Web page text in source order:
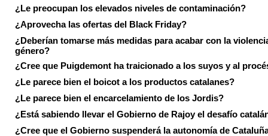
¿Le preocupan los elevados niveles de contaminación?
¿Aprovecha las ofertas del Black Friday?
¿Deberían tomarse más medidas para acabar con la
género?
¿Cree que Puigdemont ha traicionado a los suyos y al
¿Le parece bien el boicot a los productos catalanes?
¿Le parece bien el encarcelamiento de los Jordis?
¿Está sabiendo llevar el Gobierno de Rajoy el desafío
¿Cree que el Gobierno suspenderá la autonomía de